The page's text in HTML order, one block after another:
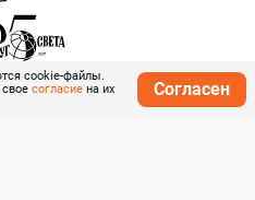
cookie-файлы.
согласие на их
Согласен